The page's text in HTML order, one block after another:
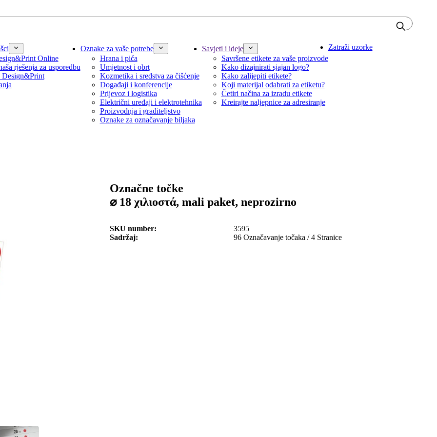
Online
rješenja za usporedbu
Design&Print
Oznake za vaše potrebe
Hrana i pića
Umjetnost i obrt
Kozmetika i sredstva za čišćenje
Događaji i konferencije
Prijevoz i logistika
Električni uređaji i elektrotehnika
Proizvodnja i graditeljstvo
Oznake za označavanje biljaka
Savjeti i ideje
Savršene etikete za vaše proizvode
Kako dizajnirati sjajan logo?
Kako zalijepiti etikete?
Koji materijal odabrati za etiketu?
Četiri načina za izradu etikete
Kreirajte naljepnice za adresiranje
Zatraži uzorke
Označne točke
⌀ 18 χιλιοστά, mali paket, neprozirno
SKU number
3595
Sadržaj
96 Označavanje točaka / 4 Stranice